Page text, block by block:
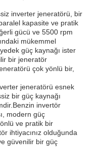
inverter jeneratörü, bir
kapasite ve pratik
gücü ve 5500 rpm
mükemmel
güç kaynağı ister
bir jeneratör
çok yönlü bir,
jeneratörü esnek
bir güç kaynağı
invertör
modern güç
ve pratik bir
ihtiyacınız olduğunda
güvenilir bir güç